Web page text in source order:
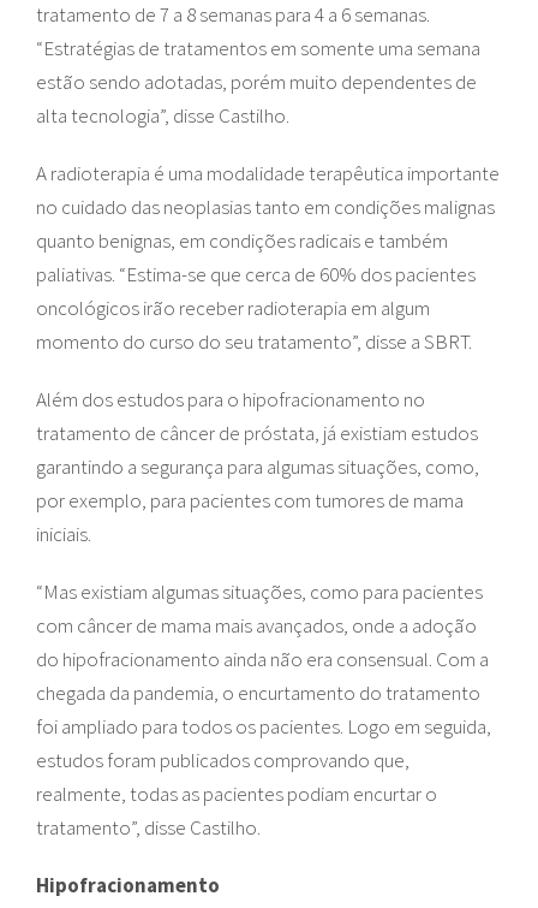
tratamento de 7 a 8 semanas para 4 a 6 semanas.
“Estratégias de tratamentos em somente uma semana
estão sendo adotadas, porém muito dependentes de
alta tecnologia”, disse Castilho.
A radioterapia é uma modalidade terapêutica importante
no cuidado das neoplasias tanto em condições malignas
quanto benignas, em condições radicais e também
paliativas. “Estima-se que cerca de 60% dos pacientes
oncológicos irão receber radioterapia em algum
momento do curso do seu tratamento”, disse a SBRT.
Além dos estudos para o hipofracionamento no
tratamento de câncer de próstata, já existiam estudos
garantindo a segurança para algumas situações, como,
por exemplo, para pacientes com tumores de mama
iniciais.
“Mas existiam algumas situações, como para pacientes
com câncer de mama mais avançados, onde a adoção
do hipofracionamento ainda não era consensual. Com a
chegada da pandemia, o encurtamento do tratamento
foi ampliado para todos os pacientes. Logo em seguida,
estudos foram publicados comprovando que,
realmente, todas as pacientes podiam encurtar o
tratamento”, disse Castilho.
Hipofracionamento